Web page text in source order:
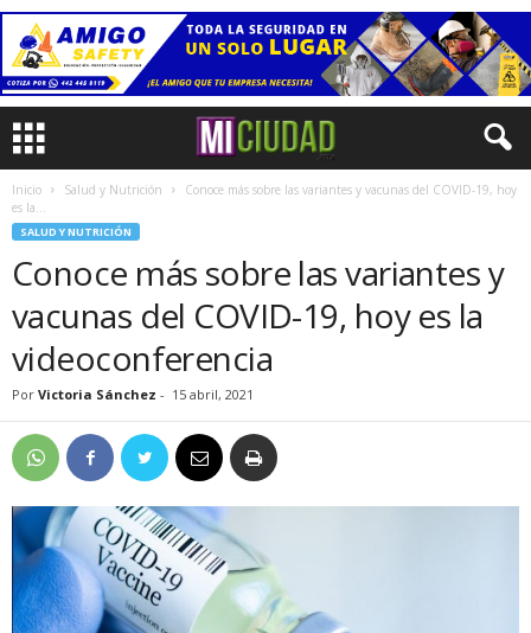
Inicio Salud y Nutrición
Conoce más sobre las variantes y vacunas del COVID-19, hoy
es la...
SALUD Y NUTRICIÓN
Conoce más sobre las variantes y
vacunas del COVID-19, hoy es la
videoconferencia
Por Victoria Sánchez - 15 abril, 2021